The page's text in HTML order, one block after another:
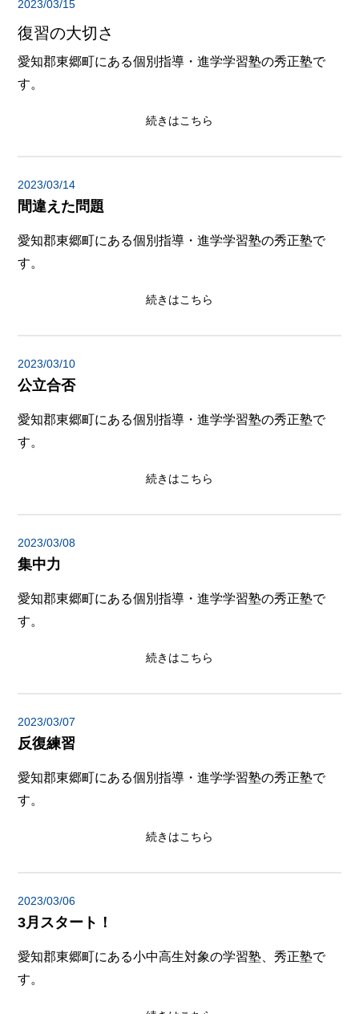
2023/03/15
復習の大切さ
愛知郡東郷町にある個別指導・進学学習塾の秀正塾で
す。
続きはこちら
2023/03/14
間違えた問題
愛知郡東郷町にある個別指導・進学学習塾の秀正塾で
す。
続きはこちら
2023/03/10
公立合否
愛知郡東郷町にある個別指導・進学学習塾の秀正塾で
す。
続きはこちら
2023/03/08
集中力
愛知郡東郷町にある個別指導・進学学習塾の秀正塾で
す。
続きはこちら
2023/03/07
反復練習
愛知郡東郷町にある個別指導・進学学習塾の秀正塾で
す。
続きはこちら
2023/03/06
3月スタート！
愛知郡東郷町にある小中高生対象の学習塾、秀正塾で
す。